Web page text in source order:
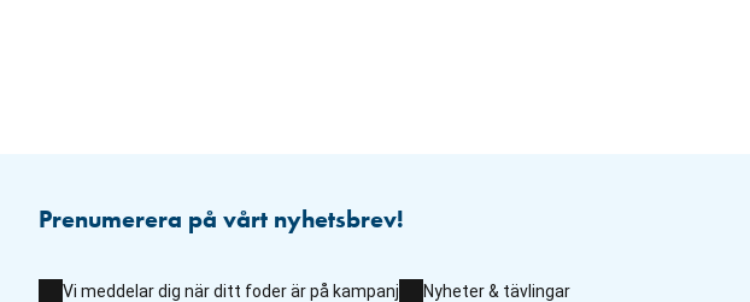
Prenumerera på vårt nyhetsbrev!
Vi meddelar dig när ditt foder är på kampanj Nyheter & tävlingar